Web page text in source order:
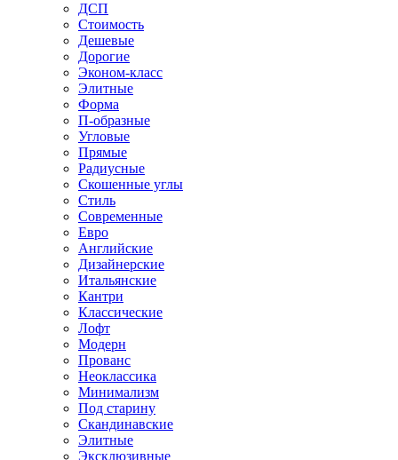
ДСП
Стоимость
Дешевые
Дорогие
Эконом-класс
Элитные
Форма
П-образные
Угловые
Прямые
Радиусные
Скошенные углы
Стиль
Современные
Евро
Английские
Дизайнерские
Итальянские
Кантри
Классические
Лофт
Модерн
Прованс
Неоклассика
Минимализм
Под старину
Скандинавские
Элитные
Эксклюзивные